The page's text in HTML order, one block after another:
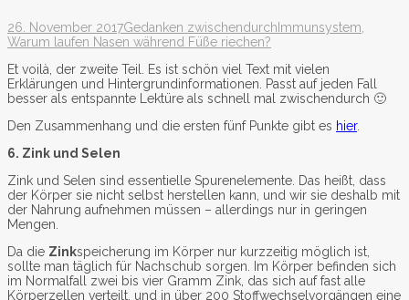
26. November 2017Gedanken zwischendurch Immunsystem
Warum laufen Nasen während Füße riechen?
Et voilà, der zweite Teil. Es ist schön viel Text mit vielen
Erklärungen und Hintergrundinformationen. Passt auf jeden Fall
besser als entspannte Lektüre als schnell mal zwischendurch 🙂
Den Zusammenhang und die ersten fünf Punkte gibt es hier.
6. Zink und Selen
Zink und Selen sind essentielle Spurenelemente. Das heißt, dass
der Körper sie nicht selbst herstellen kann, und wir sie deshalb mit
der Nahrung aufnehmen müssen – allerdings nur in geringen
Mengen.
Da die Zinkspeicherung im Körper nur kurzzeitig möglich ist,
sollte man täglich für Nachschub sorgen. Im Körper befinden sich
im Normalfall zwei bis vier Gramm Zink, das sich auf fast alle
Körperzellen verteilt, und in über 200 Stoffwechselvorgängen eine